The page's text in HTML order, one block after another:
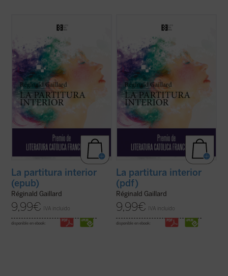
las historias de vida de Charlotte, «la loca
del pueblo», y Jan, un músico holandés
quien huye de un amor perdido, tienen en
común una búsqueda espiritual de
trascendiencia y belleza, una relación ...
(ver ficha)
La partitura interior
(epub)
Réginald Gaillard
9,99€ IVA incluido
disponible en ebook:
las historias de vida de Charlotte, «la loca
del pueblo», y Jan, un músico holandés
quien huye de un amor perdido, tienen en
común una búsqueda espiritual de
trascendiencia y belleza, una relación ...
(ver ficha)
La partitura interior
(pdf)
Réginald Gaillard
9,99€ IVA incluido
disponible en ebook: